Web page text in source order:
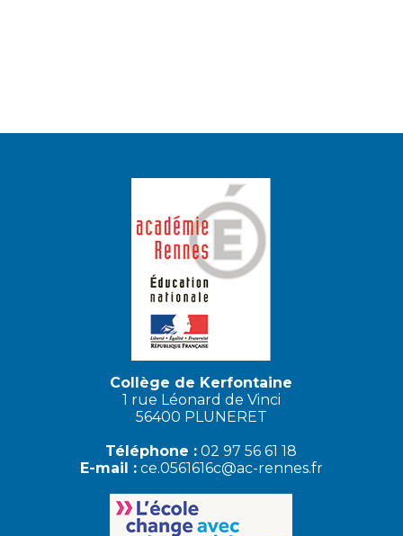
Collège de Kerfontaine
1 rue Léonard de Vinci
56400 PLUNERET
Téléphone : 02 97 56 61 18
E-mail : ce.0561616c@ac-rennes.fr